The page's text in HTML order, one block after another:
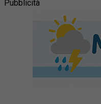
Pubblicità